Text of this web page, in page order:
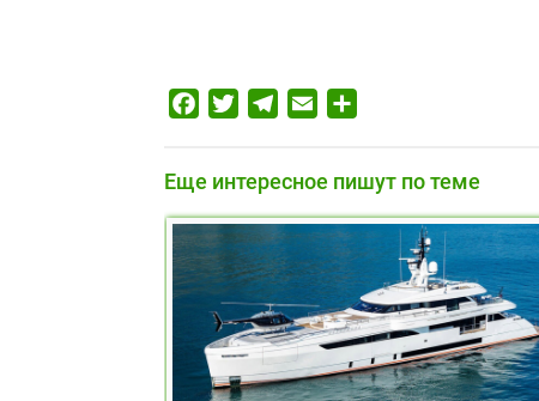
FacebookTwitterTelegram
Email
Еще интересное пишут по теме